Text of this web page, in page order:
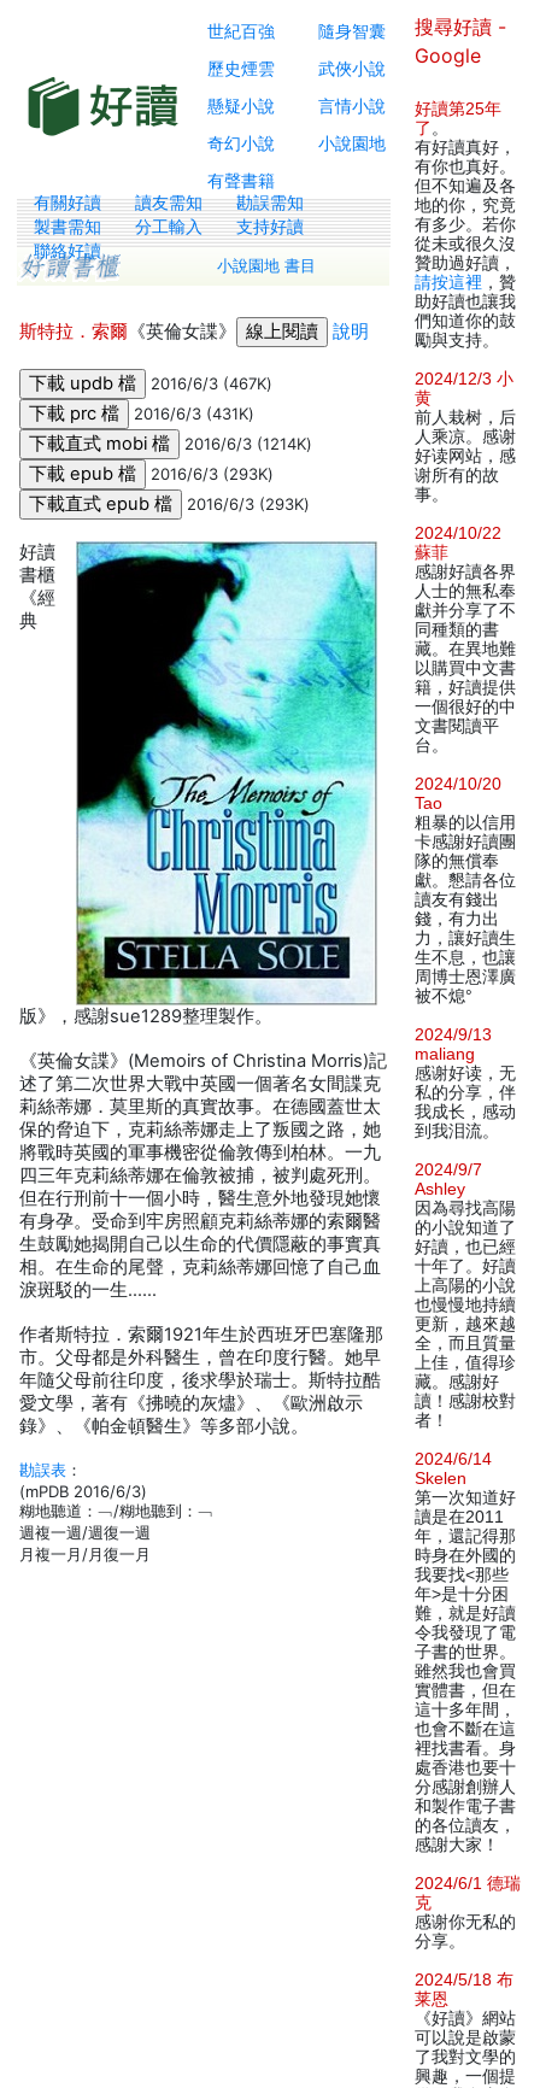
世紀百強
隨身智囊
歷史煙雲
武俠小說
懸疑小說
言情小說
奇幻小說
小說園地
有聲書籍
有關好讀 讀友需知
勘誤需知
製書需知
分工輸入
支持好讀
聯絡好讀
小說園地 書目
斯特拉．索爾 《英倫女諜》 說明
2016/6/3 (467K)
2016/6/3 (431K)
2016/6/3 (1214K)
2016/6/3 (293K)
2016/6/3 (293K)
好讀
書櫃
《經
典
版》，感謝sue1289整理製作。
《英倫女諜》(Memoirs of Christina Morris)記
述了第二次世界大戰中英國一個著名女間諜克
莉絲蒂娜．莫里斯的真實故事。在德國蓋世太
保的脅迫下，克莉絲蒂娜走上了叛國之路，她
將戰時英國的軍事機密從倫敦傳到柏林。一九
四三年克莉絲蒂娜在倫敦被捕，被判處死刑。
但在行刑前十一個小時，醫生意外地發現她懷
有身孕。受命到牢房照顧克莉絲蒂娜的索爾醫
生鼓勵她揭開自己以生命的代價隱蔽的事實真
相。在生命的尾聲，克莉絲蒂娜回憶了自己血
淚斑駁的一生……
作者斯特拉．索爾1921年生於西班牙巴塞隆那
市。父母都是外科醫生，曾在印度行醫。她早
年隨父母前往印度，後求學於瑞士。斯特拉酷
愛文學，著有《拂曉的灰燼》、《歐洲啟示
錄》、《帕金頓醫生》等多部小說。
勘誤表 ：
(mPDB 2016/6/3)
糊地聽道：﹁/糊地聽到：﹁
週複一週/週復一週
月複一月/月復一月
搜尋好讀 -
Google
好讀第25年
了 。
有好讀真好，
有你也真好。
但不知遍及各
地的你，究竟
有多少。若你
從未或很久沒
贊助過好讀，
請按這裡 ，贊
助好讀也讓我
們知道你的鼓
勵與支持。
2024/12/3 小
黄
前人栽树，后
人乘凉。感谢
好读网站，感
谢所有的故
事。
2024/10/22
蘇菲
感謝好讀各界
人士的無私奉
獻并分享了不
同種類的書
藏。在異地難
以購買中文書
籍，好讀提供
一個很好的中
文書閱讀平
台。
2024/10/20
Tao
粗暴的以信用
卡感謝好讀團
隊的無償奉
獻。懇請各位
讀友有錢出
錢，有力出
力，讓好讀生
生不息，也讓
周博士恩澤廣
被不熄°
2024/9/13
maliang
感谢好读，无
私的分享，伴
我成长，感动
到我泪流。
2024/9/7
Ashley
因為尋找高陽
的小說知道了
好讀，也已經
十年了。好讀
上高陽的小說
也慢慢地持續
更新，越來越
全，而且質量
上佳，值得珍
藏。感謝好
讀！感謝校對
者！
2024/6/14
Skelen
第一次知道好
讀是在2011
年，還記得那
時身在外國的
我要找<那些
年>是十分困
難，就是好讀
令我發現了電
子書的世界。
雖然我也會買
實體書，但在
這十多年間，
也會不斷在這
裡找書看。身
處香港也要十
分感謝創辦人
和製作電子書
的各位讀友，
感謝大家！
2024/6/1 德瑞
克
感谢你无私的
分享。
2024/5/18 布
莱恩
《好讀》網站
可以說是啟蒙
了我對文學的
興趣，一個提